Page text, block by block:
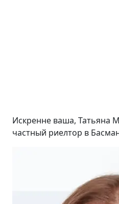
Искренне ваша, Татьяна
частный риелтор в